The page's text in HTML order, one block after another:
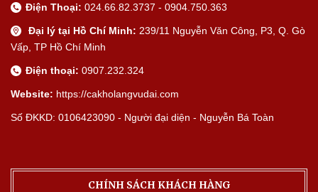
Điện Thoại: 024.66.82.3737 - 0904.750.363
Đại lý tại Hồ Chí Minh: 239/11 Nguyễn Văn Công, P3, Q. Gò
Vấp, TP Hồ Chí Minh
Điện thoại: 0907.232.324
Website: https://cakholangvudai.com
Số ĐKKD: 0106423090 - Người đại diện - Nguyễn Bá Toàn
CHÍNH SÁCH KHÁCH HÀNG